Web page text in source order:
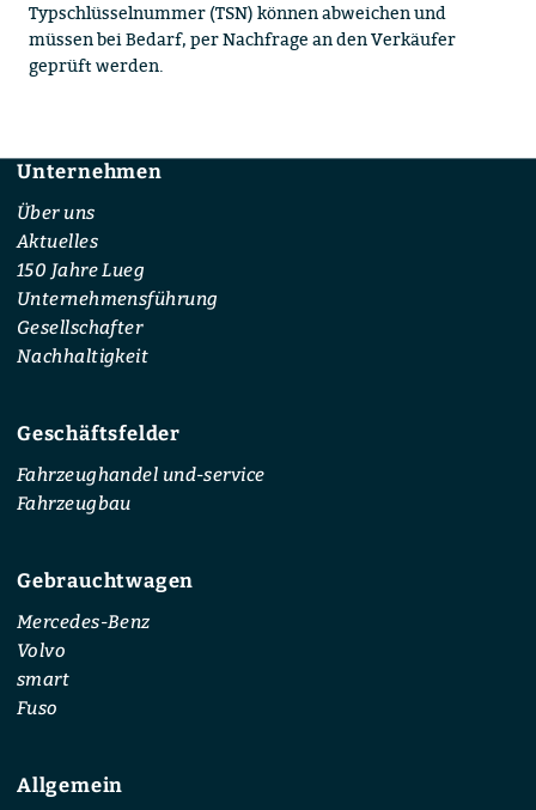
Typschlüsselnummer (TSN) können abweichen und
müssen bei Bedarf, per Nachfrage an den Verkäufer
geprüft werden.
Footer
Unternehmen
Über uns
Aktuelles
150 Jahre Lueg
Unternehmensführung
Gesellschafter
Nachhaltigkeit
Geschäftsfelder
Fahrzeughandel und-service
Fahrzeugbau
Gebrauchtwagen
Mercedes-Benz
Volvo
smart
Fuso
Allgemein